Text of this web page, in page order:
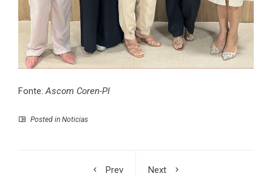
Fonte:Ascom Coren-PI
Posted in Noticias
Prev
Next